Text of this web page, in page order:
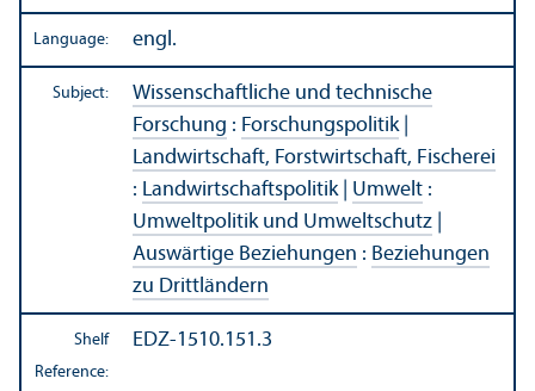
Language: engl.
Subject:
Wissenschaftliche und technische
Forschung : Forschungspolitik|
Landwirtschaft, Forstwirtschaft, Fischerei
: Landwirtschaftspolitik| Umwelt :
Umweltpolitik und Umweltschutz
Auswärtige Beziehungen : Beziehungen
zu Drittländern
Shelf
Reference:
EDZ-1510.151.3